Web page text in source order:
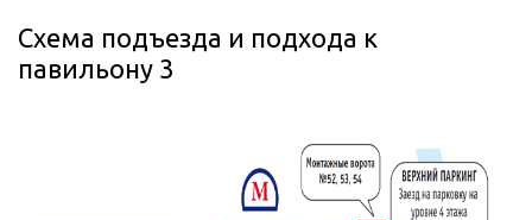
Схема подъезда и подхода к
павильону 3